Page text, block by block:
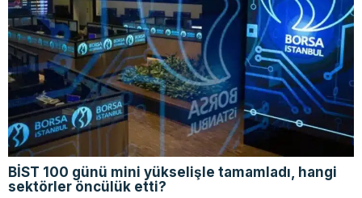
BİST 100 günü mini yükselişle tamamladı, hangi
sektörler öncülük etti?